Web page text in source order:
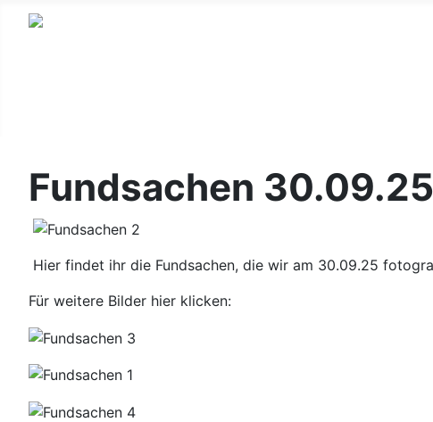
Fundsachen 30.09.25
Hier findet ihr die Fundsachen, die wir am 30.09.25
Für weitere Bilder hier klicken: